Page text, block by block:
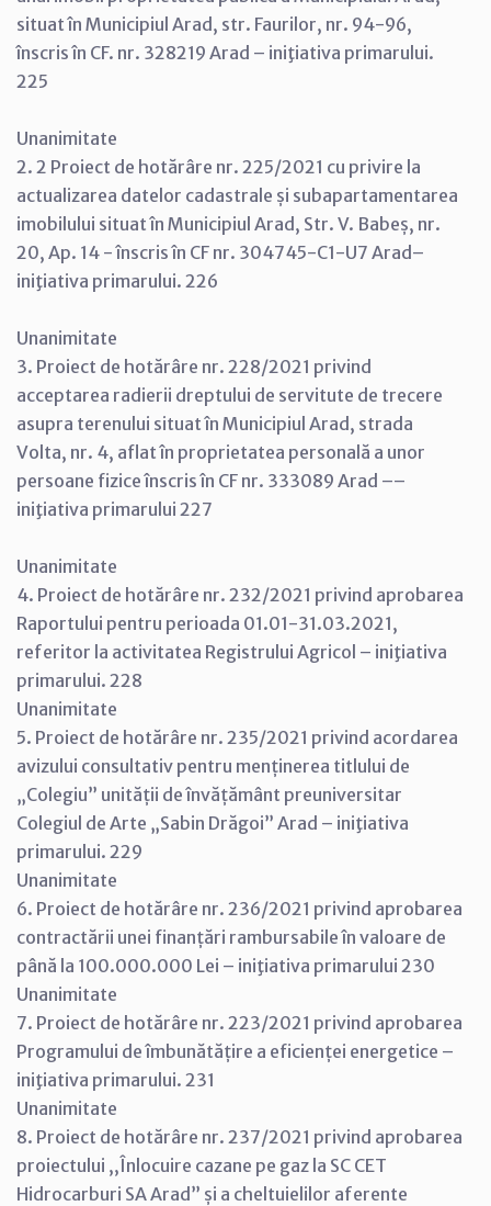
situat în Municipiul Arad, str. Faurilor, nr. 94-96,
înscris în CF. nr. 328219 Arad – iniţiativa primarului.
225
Unanimitate
2. 2 Proiect de hotărâre nr. 225/2021 cu privire la
actualizarea datelor cadastrale și subapartamentarea
imobilului situat în Municipiul Arad, Str. V. Babeș, nr.
20, Ap. 14 - înscris în CF nr. 304745-C1-U7 Arad–
iniţiativa primarului. 226
Unanimitate
3. Proiect de hotărâre nr. 228/2021 privind
acceptarea radierii dreptului de servitute de trecere
asupra terenului situat în Municipiul Arad, strada
Volta, nr. 4, aflat în proprietatea personală a unor
persoane fizice înscris în CF nr. 333089 Arad ––
iniţiativa primarului 227
Unanimitate
4. Proiect de hotărâre nr. 232/2021 privind aprobarea
Raportului pentru perioada 01.01-31.03.2021,
referitor la activitatea Registrului Agricol – iniţiativa
primarului. 228
Unanimitate
5. Proiect de hotărâre nr. 235/2021 privind acordarea
avizului consultativ pentru menținerea titlului de
„Colegiu” unității de învățământ preuniversitar
Colegiul de Arte „Sabin Drăgoi” Arad – iniţiativa
primarului. 229
Unanimitate
6. Proiect de hotărâre nr. 236/2021 privind aprobarea
contractării unei finanțări rambursabile în valoare de
până la 100.000.000 Lei – iniţiativa primarului 230
Unanimitate
7. Proiect de hotărâre nr. 223/2021 privind aprobarea
Programului de îmbunătățire a eficienței energetice –
iniţiativa primarului. 231
Unanimitate
8. Proiect de hotărâre nr. 237/2021 privind aprobarea
proiectului ,,Înlocuire cazane pe gaz la SC CET
Hidrocarburi SA Arad” și a cheltuielilor aferente